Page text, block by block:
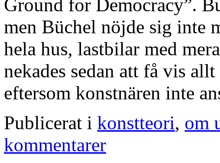
Ground for Democracy”.
men Büchel nöjde sig inte
hela hus, lastbilar med
nekades sedan att få vis
eftersom konstnären inte
Publicerat i konstteori, om
kommentarer